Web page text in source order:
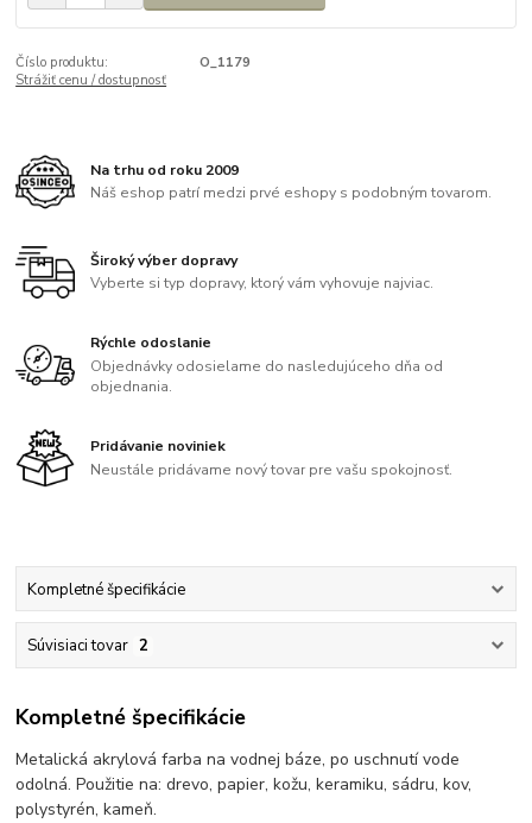
Číslo produktu:
O_1179
Strážiť cenu / dostupnosť
Na trhu od roku 2009
Náš eshop patrí medzi prvé eshopy s podobným tovarom.
Široký výber dopravy
Vyberte si typ dopravy, ktorý vám vyhovuje najviac.
Rýchle odoslanie
Objednávky odosielame do nasledujúceho dňa od
objednania.
Pridávanie noviniek
Neustále pridávame nový tovar pre vašu spokojnosť.
Kompletné špecifikácie
Súvisiaci tovar 2
Kompletné špecifikácie
Metalická akrylová farba na vodnej báze, po uschnutí vode
odolná. Použitie na: drevo, papier, kožu, keramiku, sádru, kov,
polystyrén, kameň.